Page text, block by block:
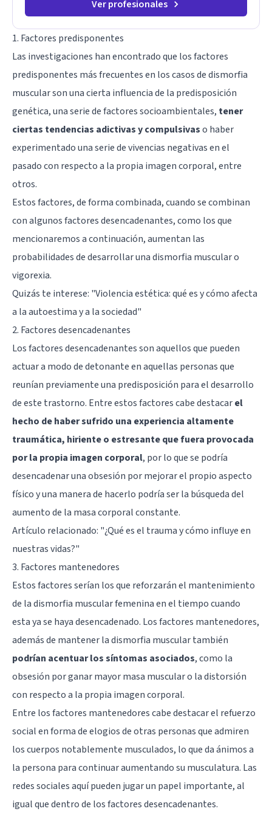
Ver profesionales
1. Factores predisponentes
Las investigaciones han encontrado que los factores
predisponentes más frecuentes en los casos de dismorfia
muscular son una cierta influencia de la predisposición
genética, una serie de factores socioambientales, tener
ciertas tendencias adictivas y compulsivaso haber
experimentado una serie de vivencias negativas en el
pasado con respecto a la propia imagen corporal, entre
otros.
Estos factores, de forma combinada, cuando se combinan
con algunos factores desencadenantes, como los que
mencionaremos a continuación, aumentan las
probabilidades de desarrollar una dismorfia muscular o
vigorexia.
Quizás te interese: "Violencia estética: qué es y cómo afecta
a la autoestima y a la sociedad"
2. Factores desencadenantes
Los factores desencadenantes son aquellos que pueden
actuar a modo de detonante en aquellas personas que
reunían previamente una predisposición para el desarrollo
de este trastorno. Entre estos factores cabe destacarel
hecho de haber sufrido una experiencia altamente
traumática, hiriente o estresante que fuera provocada
por la propia imagen corporal, por lo que se podría
desencadenar una obsesión por mejorar el propio aspecto
físico y una manera de hacerlo podría ser la búsqueda del
aumento de la masa corporal constante.
Artículo relacionado: "¿Qué es el trauma y cómo influye en
nuestras vidas?"
3. Factores mantenedores
Estos factores serían los que reforzarán el mantenimiento
de la dismorfia muscular femenina en el tiempo cuando
esta ya se haya desencadenado. Los factores mantenedores,
además de mantener la dismorfia muscular también
podrían acentuar los síntomas asociados, como la
obsesión por ganar mayor masa muscular o la distorsión
con respecto a la propia imagen corporal.
Entre los factores mantenedores cabe destacar el refuerzo
social en forma de elogios de otras personas que admiren
los cuerpos notablemente musculados, lo que da ánimos a
la persona para continuar aumentando su musculatura. Las
redes sociales aquí pueden jugar un papel importante, al
igual que dentro de los factores desencadenantes.